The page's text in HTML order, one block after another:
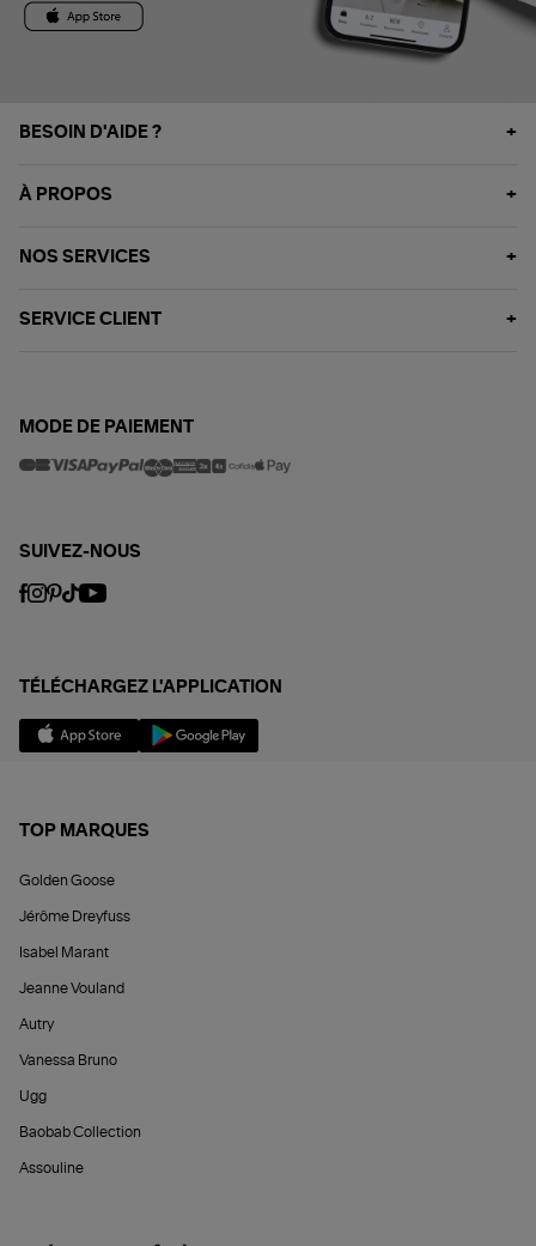
BESOIN D'AIDE ?
À PROPOS
NOS SERVICES
SERVICE CLIENT
MODE DE PAIEMENT
SUIVEZ-NOUS
TÉLÉCHARGEZ L'APPLICATION
TOP MARQUES
Golden Goose
Jérôme Dreyfuss
Isabel Marant
Jeanne Vouland
Autry
Vanessa Bruno
Ugg
Baobab Collection
Assouline